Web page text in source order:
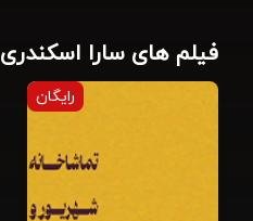
فیلم های سارا اسکندری
رایگان